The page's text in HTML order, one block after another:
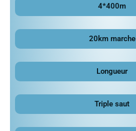
4*400m
20km marche
Longueur
Triple saut